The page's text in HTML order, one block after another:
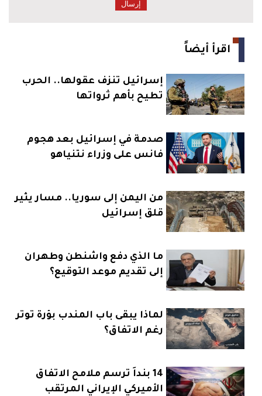
اقرأ أيضاً
إسرائيل تنزف عقولها.. الحرب
تطيح بأهم ثرواتها
صدمة في إسرائيل بعد هجوم
فانس على وزراء نتنياهو
من اليمن إلى سوريا.. مسار يثير
قلق إسرائيل
ما الذي دفع واشنطن وطهران
إلى تقديم موعد التوقيع؟
لماذا يبقى باب المندب بؤرة توتر
رغم الاتفاق؟
14 بنداً ترسم ملامح الاتفاق
الأميركي الإيراني المرتقب